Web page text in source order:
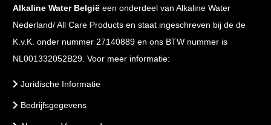
Alkaline Water België een onderdeel van Alkaline Water
Nederland/ All Care Products en staat ingeschreven bij de de
K.v.K. onder nummer 27140889 en ons BTW nummer is
NL001332052B29. Voor meer informatie:
Juridische Informatie
Bedrijfsgegevens